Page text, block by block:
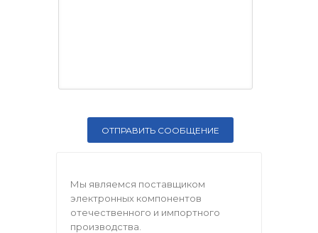
Мы являемся поставщиком
электронных компонентов
отечественного и импортного
производства.